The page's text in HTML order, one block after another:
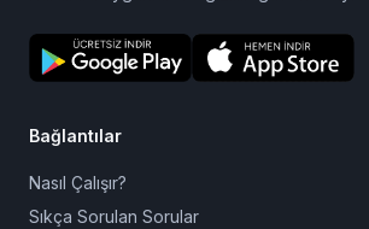
Bağlantılar
Nasıl Çalışır?
Sıkça Sorulan Sorular